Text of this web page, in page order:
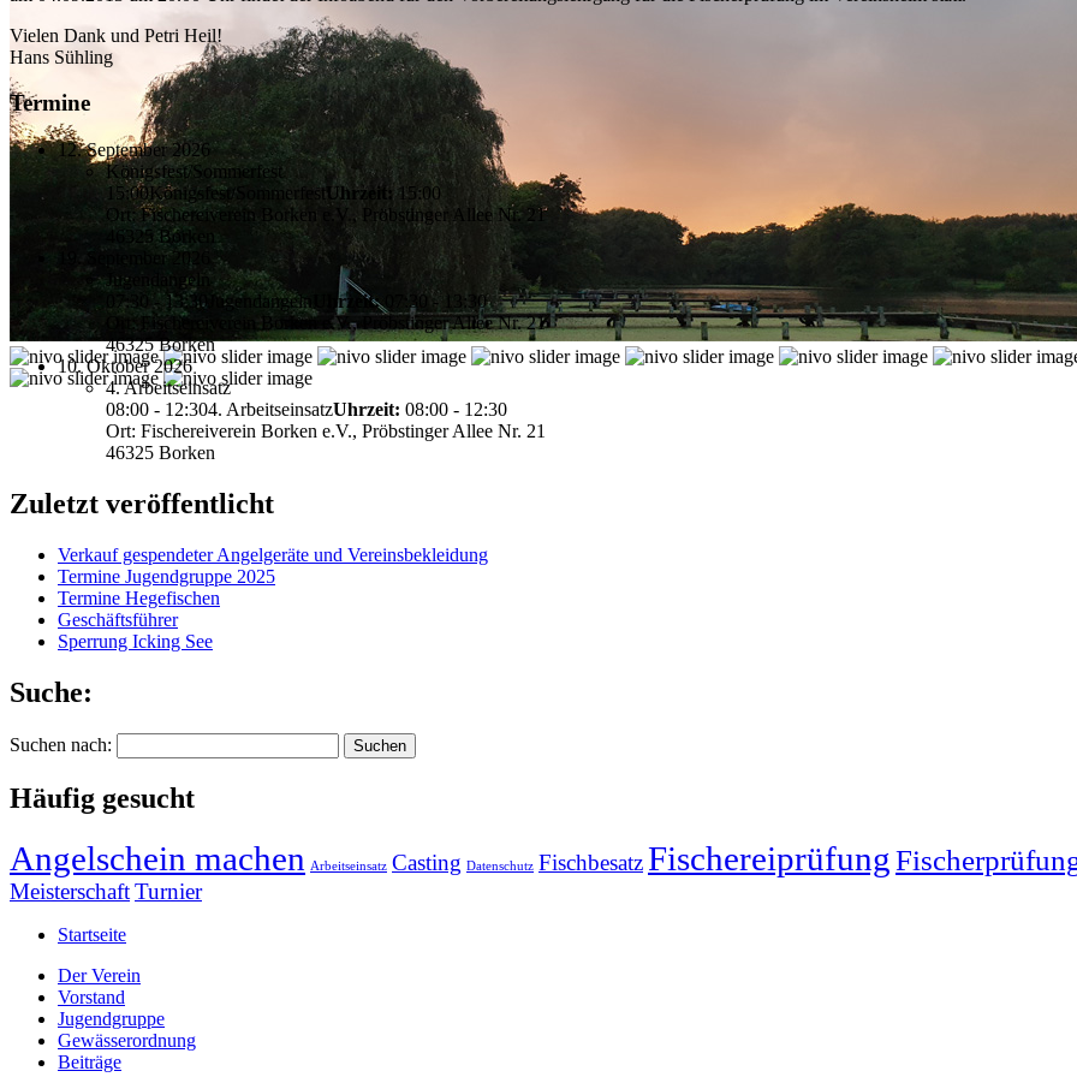
Vielen Dank und Petri Heil!
Hans Sühling
Termine
12. September 2026
Königsfest/Sommerfest
15:00Königsfest/SommerfestUhrzeit:15:00
Ort: Fischereiverein Borken e.V., Pröbstinger Allee Nr. 21
46325 Borken
19. September 2026
Jugendangeln
07:30 - 13:30 Jugendangeln Uhrzeit:07:30 - 13:30
Ort: Fischereiverein Borken e.V., Pröbstinger Allee Nr. 21
46325 Borken
10. Oktober 2026
4. Arbeitseinsatz
08:00 - 12:304. ArbeitseinsatzUhrzeit: 08:00 - 12:30
Ort: Fischereiverein Borken e.V., Pröbstinger Allee Nr. 21
46325 Borken
Zuletzt veröffentlicht
Verkauf gespendeter Angelgeräte und Vereinsbekleidung
Termine Jugendgruppe 2025
Termine Hegefischen
Geschäftsführer
Sperrung Icking See
Suche:
Suchen nach:
Häufig gesucht
Angelschein machen Arbeitseinsatz Casting Datenschutz FischbesatzFischereiprüfung
MeisterschaftTurnier
Startseite
Der Verein
Vorstand
Jugendgruppe
Gewässerordnung
Beiträge